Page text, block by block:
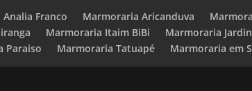
Franco Marmoraria Aricanduva
Marmoraria Itaim BiBi Marmoraria
Paraiso Marmoraria Tatuapé Marmoraria em